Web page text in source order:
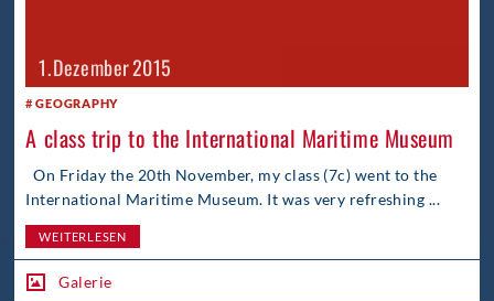
1. Dezember 2015
GEOGRAPHY
A class trip to the International Maritime Museum
On Friday the 20th November, my class (7c) went to the
International Maritime Museum. It was very refreshing ...
WEITERLESEN
Galerie